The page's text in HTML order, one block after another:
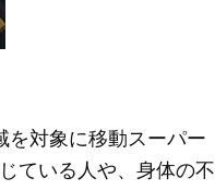
を対象に移動スーパー
ている人や、身体の不